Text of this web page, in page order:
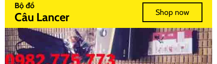
Bộ đồ
Câu Lancer Shop now